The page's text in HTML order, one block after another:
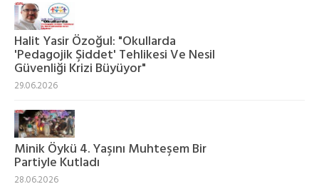
Halit Yasir Özoğul: "Okullarda
'Pedagojik Şiddet' Tehlikesi Ve Nesil
Güvenliği Krizi Büyüyor"
29.06.2026
Minik Öykü 4. Yaşını Muhteşem Bir
Partiyle Kutladı
28.06.2026